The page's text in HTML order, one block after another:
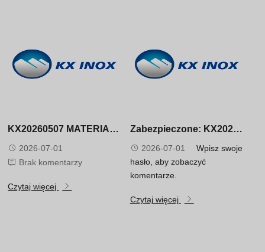
KX20260507 MATERIAL CERTIFICATE
2026-07-01
Brak komentarzy
Czytaj więcej
Zabezpieczone: KX20260520 MATERIAL CERTIFICATE
2026-07-01
Wpisz swoje
hasło, aby zobaczyć
komentarze.
Czytaj więcej